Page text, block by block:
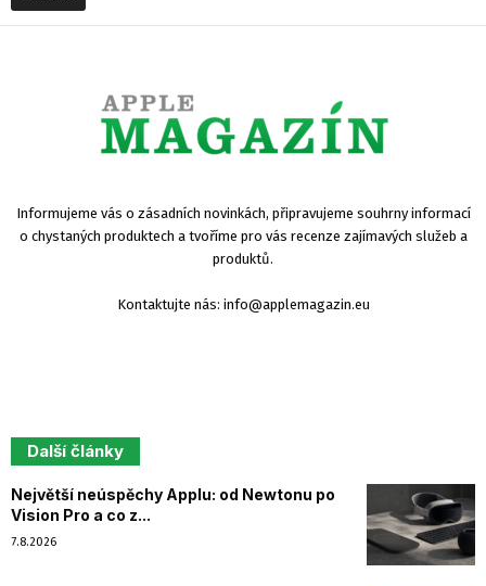
Informujeme vás o zásadních novinkách, připravujeme souhrny informací
o chystaných produktech a tvoříme pro vás recenze zajímavých služeb a
produktů.
Kontaktujte nás: info@applemagazin.eu
Další články
Největší neúspěchy Applu: od Newtonu po
Vision Pro a co z...
7.8.2026